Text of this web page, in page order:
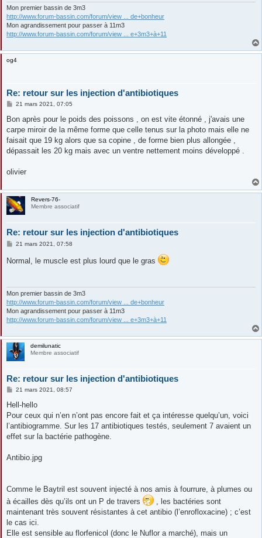
Mon premier bassin de 3m3
http://www.forum-bassin.com/forum/view ... de+bonheur
Mon agrandissement pour passer à 11m3
http://www.forum-bassin.com/forum/view ... e+3m3+à+11
og4
Re: retour sur les injection d'antibiotiques
M
s
a
g
21 mars 2021, 07:05
Bon après pour le poids des poissons , on est vite étonné , j'avais une
carpe miroir de la même forme que celle tenus sur la photo mais elle ne
faisait que 19 kg alors que sa copine , de forme bien plus allongée ,
dépassait les 20 kg mais avec un ventre nettement moins développé .
olivier
Revers-76-
Membre associatif
Re: retour sur les injection d'antibiotiques
M
s
21 mars 2021, 07:58
Normal, le muscle est plus lourd que le gras
Mon premier bassin de 3m3
http://www.forum-bassin.com/forum/view ... de+bonheur
Mon agrandissement pour passer à 11m3
http://www.forum-bassin.com/forum/view ... e+3m3+à+11
demilunatic
Membre associatif
Re: retour sur les injection d'antibiotiques
M
s
a
g
21 mars 2021, 08:57
Hell-hello
Pour ceux qui n’en n’ont pas encore fait et ça intéresse quelqu’un, voici
l’antibiogramme. Sur les 17 antibiotiques testés, seulement 7 avaient un
effet sur la bactérie pathogène.
Antibio.jpg
Comme le Baytril est souvent injecté à nos amis à fourrure, à plumes ou
à écailles dès qu’ils ont un P de travers
, les bactéries sont
maintenant très souvent résistantes à cet antibio (l’enrofloxacine) ; c’est
le cas ici.
Elle est sensible au florfenicol (donc le Nuflor a marché), mais un